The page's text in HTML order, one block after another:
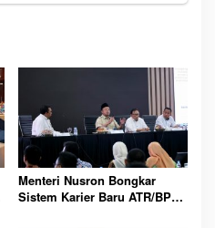
Menteri Nusron Bongkar
Sistem Karier Baru ATR/BPN,